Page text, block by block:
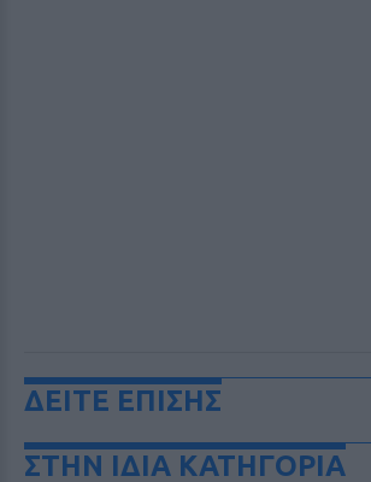
ΔΕΙΤΕ ΕΠΙΣΗΣ
ΣΤΗΝ ΙΔΙΑ ΚΑΤΗΓΟΡΙΑ